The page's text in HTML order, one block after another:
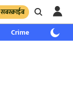
सबस्क्राईब
Crime साप्ताहिक